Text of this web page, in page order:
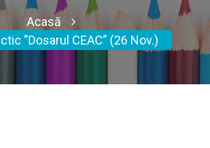
Acasă
”Dosarul CEAC” (26 Nov.)